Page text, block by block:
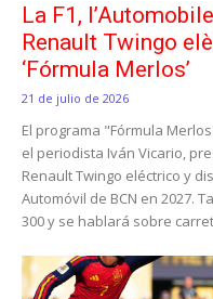
La F1,
Renault Twingo
‘Fórmula Merlos’
21 de julio de 2026
El programa "Fórmula
el periodista Iván Vicario,
Renault Twingo eléctrico y
Automóvil de BCN en 2027.
300 y se hablará sobre